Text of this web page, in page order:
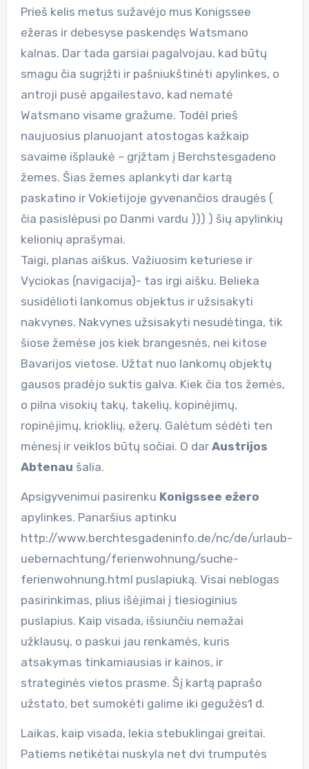
Prieš kelis metus sužavėjo mus Konigssee
ežeras ir debesyse paskendęs Watsmano
kalnas. Dar tada garsiai pagalvojau, kad būtų
smagu čia sugrįžti ir pašniukštinėti apylinkes, o
antroji pusė apgailestavo, kad nematė
Watsmano visame gražume. Todėl prieš
naujuosius planuojant atostogas kažkaip
savaime išplaukė – grįžtam į Berchstesgadeno
žemes. Šias žemes aplankyti dar kartą
paskatino ir Vokietijoje gyvenančios draugės (
čia pasislėpusi po Danmi vardu ))) ) šių apylinkių
kelionių aprašymai.
Taigi, planas aiškus. Važiuosim keturiese ir
Vyciokas (navigacija)- tas irgi aišku. Belieka
susidėlioti lankomus objektus ir užsisakyti
nakvynes. Nakvynes užsisakyti nesudėtinga, tik
šiose žemėse jos kiek brangesnės, nei kitose
Bavarijos vietose. Užtat nuo lankomų objektų
gausos pradėjo suktis galva. Kiek čia tos žemės,
o pilna visokių takų, takelių, kopinėjimų,
ropinėjimų, krioklių, ežerų. Galėtum sėdėti ten
mėnesį ir veiklos būtų sočiai. O dar Austrijos
Abtenau šalia.
Apsigyvenimui pasirenku Konigssee ežero
apylinkes. Panaršius aptinku
http://www.berchtesgadeninfo.de/nc/de/urlaub-
uebernachtung/ferienwohnung/suche-
ferienwohnung.html puslapiuką. Visai neblogas
pasirinkimas, plius išėjimai į tiesioginius
puslapius. Kaip visada, išsiunčiu nemažai
užklausų, o paskui jau renkamės, kuris
atsakymas tinkamiausias ir kainos, ir
strateginės vietos prasme. Šį kartą paprašo
užstato, bet sumokėti galime iki gegužės1 d.
Laikas, kaip visada, lekia stebuklingai greitai.
Patiems netikėtai nuskyla net dvi trumputės